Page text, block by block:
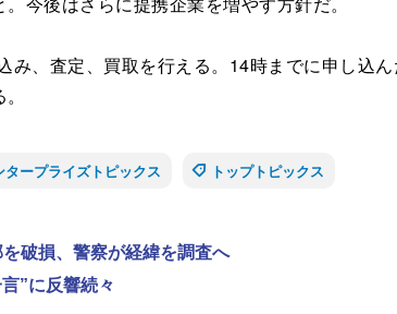
、査定、買取を行える。14時までに申し込
タープライズトピックス トップトピックス
破損、警察が経緯を調査へ
”に反響続々